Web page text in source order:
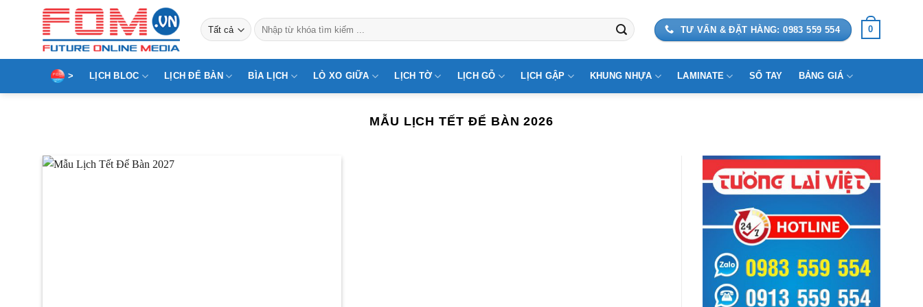
dung
Tìm
kiếm:
TƯ VẤN & ĐẶT HÀNG: 0983 559 554 0
> LỊCH BLOC LỊCH ĐỂ BÀN BÌA LỊCH LÒ XO GIỮA LỊCH TỜ LỊCH GỖ LỊCH GẬP KHUNG NHỰA LAMINATE SỔ TAY BẢNG GIÁ
MẪU LỊCH TẾT ĐỂ BÀN 2026